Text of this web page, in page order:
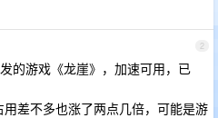
2
的游戏《龙崖》，加速可用，已
差不多也涨了两点几倍，可能是游